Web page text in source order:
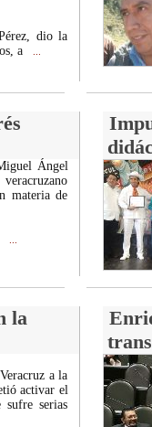
dio la
a
Ángel
materia de
la
a la
activar el
serias